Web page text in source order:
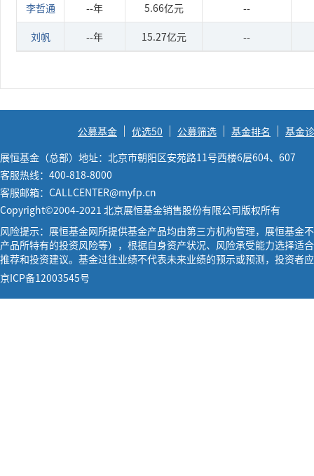
李哲通 --年 5.66亿元 --
刘帆 --年 15.27亿元 --
公募基金 优选50 公募筛选 基金排名
基金
展恒基金（总部）地址：北京市朝阳区安苑路11号西楼6层604、607
客服热线：400-818-8000
客服邮箱：CALLCENTER@myfp.cn
Copyright©2004-2021 北京展恒基金销售股份有限公司版权所有
风险提示：展恒基金网所提供基金产品均由第三方机构管理，展恒基
产品所特有的投资风险等），根据自身资产状况、风险承受能力选择
推荐和投资建议。基金过往业绩不代表未来业绩的预示或预测，投资者
京ICP备12003545号